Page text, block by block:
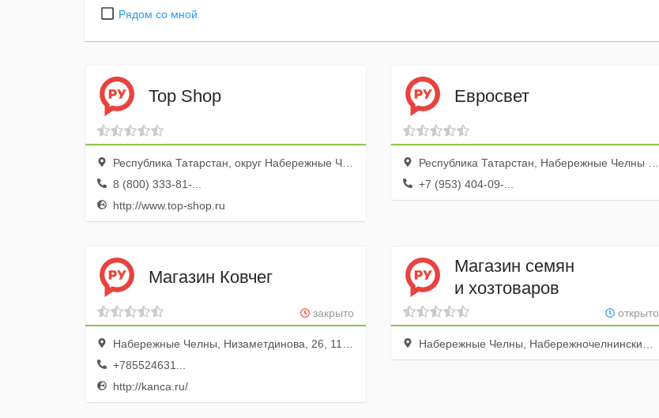
Рядом со мной
Top Shop
Республика Татарстан, округ Набережные Челны, Набережные Челны, 39-й комплекс, бул. Касимова, 11а, эт. 1
8 (800) 333-81-...
http://www.top-shop.ru
Евросвет
Республика Татарстан, Набережные Челны г., просп. Мира, 12а
+7 (953) 404-09-...
Магазин Ковчег
закрыто
Набережные Челны, Низаметдинова, 26, 110 офис; 1 этаж
+785524631...
http://kanca.ru/
Магазин семян
и хозтоваров
открыто
Набережные Челны, Набережночелнинский проспект, 8а, 1 этаж